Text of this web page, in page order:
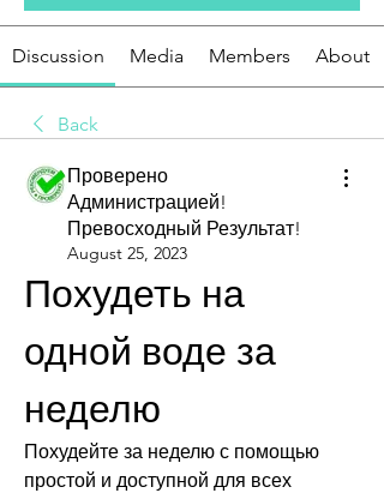
Discussion Media Members About
Back
Проверено
Администрацией!
Превосходный Результат!
August 25, 2023
Похудеть на
одной воде за
неделю
Похудейте за неделю с помощью
простой и доступной для всех